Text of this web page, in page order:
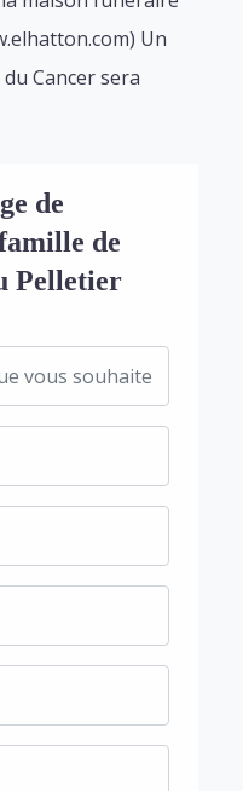
Un
Cancer sera
de
de
Pelletier